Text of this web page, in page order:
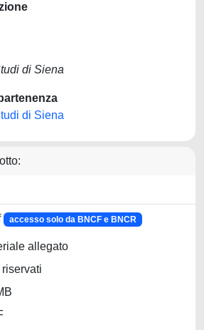
di Siena
di Siena
accesso solo da BNCF e BNCR
allegato